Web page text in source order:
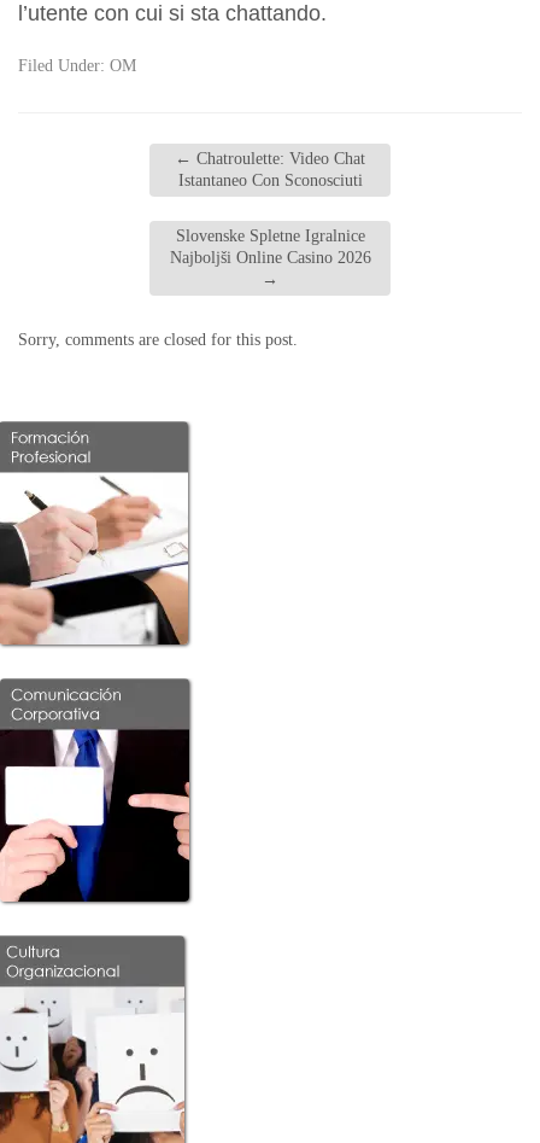
l’utente con cui si sta chattando.
Filed Under: OM
← Chatroulette: Video Chat
Istantaneo Con Sconosciuti
Slovenske Spletne Igralnice
Najboljši Online Casino 2026
→
Sorry, comments are closed for this post.